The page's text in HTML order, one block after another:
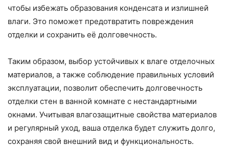
чтобы избежать образования конденсата и излишней
влаги. Это поможет предотвратить повреждения
отделки и сохранить её долговечность.
Таким образом, выбор устойчивых к влаге отделочных
материалов, а также соблюдение правильных условий
эксплуатации, позволит обеспечить долговечность
отделки стен в ванной комнате с нестандартными
окнами. Учитывая влагозащитные свойства материалов
и регулярный уход, ваша отделка будет служить долго,
сохраняя свой внешний вид и функциональность.